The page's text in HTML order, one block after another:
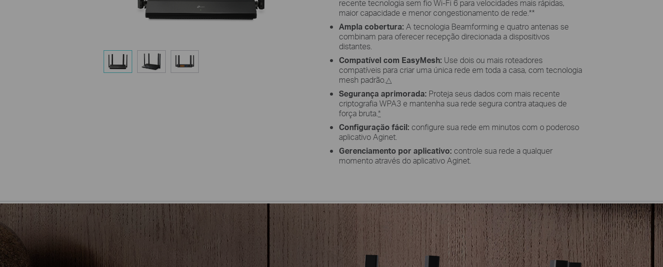
recente tecnologia sem fio Wi-Fi 6 para velocidades mais rápidas,
maior capacidade e menor congestionamento de rede. **
Ampla cobertura: A tecnologia Beamforming e quatro antenas se
combinam para oferecer recepção direcionada a dispositivos
distantes.
Compatível com EasyMesh: Use dois ou mais roteadores
compatíveis para criar uma única rede em toda a casa, com tecnologia
mesh padrão. △
Segurança aprimorada: Proteja seus dados com mais recente
criptografia WPA3 e mantenha sua rede segura contra ataques de
força bruta.*
Configuração fácil: configure sua rede em minutos com o poderoso
aplicativo Aginet.
Gerenciamento por aplicativo: controle sua rede a qualquer
momento através do aplicativo Aginet.